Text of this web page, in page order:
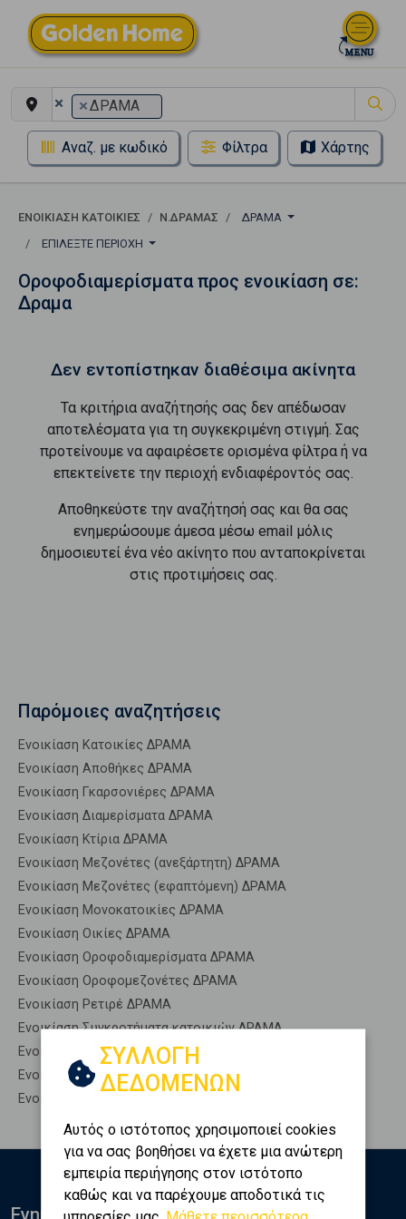
× ×ΔΡΑΜΑ
Αναζ. με κωδικό Φίλτρα Χάρτης
ΕΝΟΙΚΊΑΣΗ ΚΑΤΟΙΚΊΕΣ Ν.ΔΡΑΜΑΣ
ΔΡΑΜΑ
ΕΠΙΛΈΞΤΕ ΠΕΡΙΟΧΉ
Οροφοδιαμερίσματα προς ενοικίαση σε:
Δραμα
Δεν εντοπίστηκαν διαθέσιμα ακίνητα
Τα κριτήρια αναζήτησής σας δεν απέδωσαν
αποτελέσματα για τη συγκεκριμένη στιγμή. Σας
προτείνουμε να αφαιρέσετε ορισμένα φίλτρα ή να
επεκτείνετε την περιοχή ενδιαφέροντός σας.
Αποθηκεύστε την αναζήτησή σας και θα σας
ενημερώσουμε άμεσα μέσω email μόλις
δημοσιευτεί ένα νέο ακίνητο που ανταποκρίνεται
στις προτιμήσεις σας.
Παρόμοιες αναζητήσεις
Ενοικίαση Κατοικίες ΔΡΑΜΑ
Ενοικίαση Αποθήκες ΔΡΑΜΑ
Ενοικίαση Γκαρσονιέρες ΔΡΑΜΑ
Ενοικίαση Διαμερίσματα ΔΡΑΜΑ
Ενοικίαση Κτίρια ΔΡΑΜΑ
Ενοικίαση Μεζονέτες (ανεξάρτητη) ΔΡΑΜΑ
Ενοικίαση Μεζονέτες (εφαπτόμενη) ΔΡΑΜΑ
Ενοικίαση Μονοκατοικίες ΔΡΑΜΑ
Ενοικίαση Οικίες ΔΡΑΜΑ
Ενοικίαση Οροφοδιαμερίσματα ΔΡΑΜΑ
Ενοικίαση Οροφομεζονέτες ΔΡΑΜΑ
Ενοικίαση Ρετιρέ ΔΡΑΜΑ
Ενοικίαση Συγκροτήματα κατοικιών ΔΡΑΜΑ
Ενοικίαση Υπόγεια ΔΡΑΜΑ
Ενοικίαση Υπόσκαφα ΔΡΑΜΑ
Ενοικίαση Υπολ. υψουν ΔΡΑΜΑ
ΣΥΛΛΟΓΗ
ΔΕΔΟΜΕΝΩΝ
Αυτός ο ιστότοπος χρησιμοποιεί cookies
για να σας βοηθήσει να έχετε μια ανώτερη
εμπειρία περιήγησης στον ιστότοπο
καθώς και να παρέχουμε αποδοτικά τις
Ενημερωθείτε